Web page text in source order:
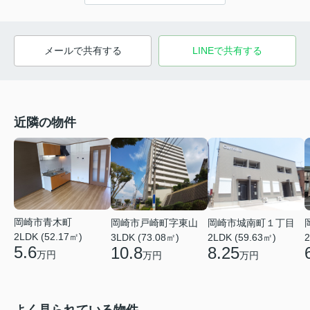
メールで共有する LINEで共有する
近隣の物件
岡崎市青木町
2LDK (52.17㎡)
5.6万円
岡崎市戸崎町字東山
3LDK (73.08㎡)
10.8万円
岡崎市城南町１丁目
2LDK (59.63㎡)
8.25万円